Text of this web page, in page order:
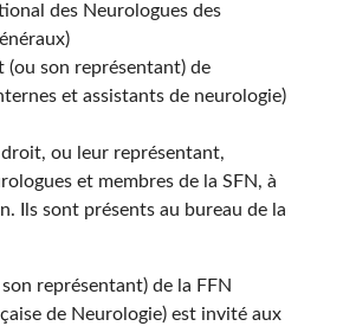
des Neurologues des
(ou son représentant) de
et assistants de neurologie)
droit, ou leur représentant,
et membres de la SFN, à
Ils sont présents au bureau de la
représentant) de la FFN
de Neurologie) est invité aux